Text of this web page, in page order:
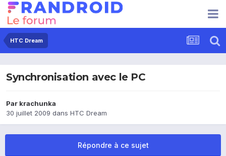
HTC Dream
Synchronisation avec le PC
Par krachunka
30 juillet 2009 dans HTC Dream
Répondre à ce sujet